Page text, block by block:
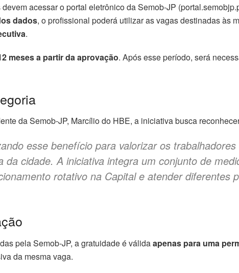
acessar o portal eletrônico da Semob-JP
dados, o profissional poderá utilizar as vagas destinadas às
.
meses a partir da aprovação. Após esse período, será
da Semob-JP, Marcílio do HBE, a iniciativa busca
esse benefício para valorizar os
da cidade. A iniciativa integra um conjunto de
rotativo na Capital e atender diferentes
pela Semob-JP, a gratuidade é válidaapenas para uma
da mesma vaga.